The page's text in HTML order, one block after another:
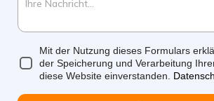
Mit der Nutzung dieses Formulars
der Speicherung und Verarbeitung
diese Website einverstanden.